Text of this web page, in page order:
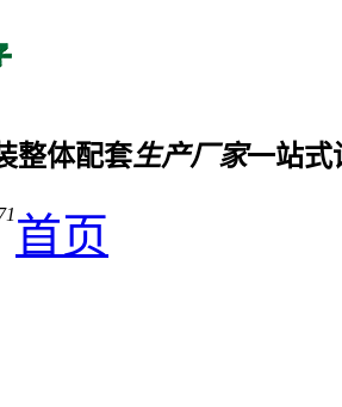
整体配套生产厂家一站式
首页